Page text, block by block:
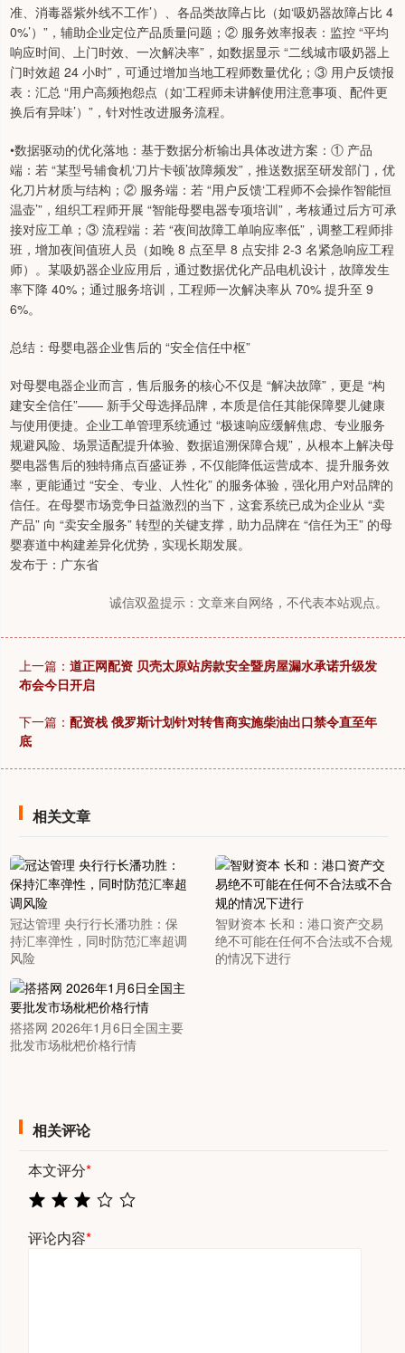
准、消毒器紫外线不工作’）、各品类故障占比（如‘吸奶器故障占比 4
0%’）”，辅助企业定位产品质量问题；② 服务效率报表：监控 “平均
响应时间、上门时效、一次解决率”，如数据显示 “二线城市吸奶器上
门时效超 24 小时”，可通过增加当地工程师数量优化；③ 用户反馈报
表：汇总 “用户高频抱怨点（如‘工程师未讲解使用注意事项、配件更
换后有异味’）”，针对性改进服务流程。
•数据驱动的优化落地：基于数据分析输出具体改进方案：① 产品
端：若 “某型号辅食机‘刀片卡顿’故障频发”，推送数据至研发部门，优
化刀片材质与结构；② 服务端：若 “用户反馈‘工程师不会操作智能恒
温壶’”，组织工程师开展 “智能母婴电器专项培训”，考核通过后方可承
接对应工单；③ 流程端：若 “夜间故障工单响应率低”，调整工程师排
班，增加夜间值班人员（如晚 8 点至早 8 点安排 2-3 名紧急响应工程
师）。某吸奶器企业应用后，通过数据优化产品电机设计，故障发生
率下降 40%；通过服务培训，工程师一次解决率从 70% 提升至 9
6%。
总结：母婴电器企业售后的 “安全信任中枢”
对母婴电器企业而言，售后服务的核心不仅是 “解决故障”，更是 “构
建安全信任”—— 新手父母选择品牌，本质是信任其能保障婴儿健康
与使用便捷。企业工单管理系统通过 “极速响应缓解焦虑、专业服务
规避风险、场景适配提升体验、数据追溯保障合规”，从根本上解决母
婴电器售后的独特痛点百盛证券，不仅能降低运营成本、提升服务效
率，更能通过 “安全、专业、人性化” 的服务体验，强化用户对品牌的
信任。在母婴市场竞争日益激烈的当下，这套系统已成为企业从 “卖
产品” 向 “卖安全服务” 转型的关键支撑，助力品牌在 “信任为王” 的母
婴赛道中构建差异化优势，实现长期发展。
发布于：广东省
诚信双盈提示：文章来自网络，不代表本站观点。
上一篇： 道正网配资 贝壳太原站房款安全暨房屋漏水承诺升级发
布会今日开启
下一篇： 配资栈 俄罗斯计划针对转售商实施柴油出口禁令直至年
底
相关文章
冠达管理 央行行长潘功胜：保
持汇率弹性，同时防范汇率超调
风险
智财资本 长和：港口资产交易
绝不可能在任何不合法或不合规
的情况下进行
搭搭网 2026年1月6日全国主要
批发市场枇杷价格行情
相关评论
本文评分*
评论内容*